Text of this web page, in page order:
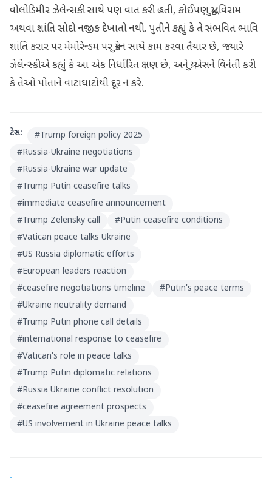
વોલોડિમીર ઝેલેન્સકી સાથે પણ વાત કરી હતી, કોઈપણ યુદ્ધવિરામ
અથવા શાંતિ સોદો નજીક દેખાતો નથી. પુતીને કહ્યું કે તે સંભવિત ભાવિ
શાંતિ કરાર પર મેમોરેન્ડમ પર યુક્રેન સાથે કામ કરવા તૈયાર છે, જ્યારે
ઝેલેન્સ્કીએ કહ્યું કે આ એક નિર્ધારિત ક્ષણ છે, અને યુ.એસને વિનંતી કરી
કે તેઓ પોતાને વાટાઘાટોથી દૂર ન કરે.
ટેગ્સ: #Trump foreign policy 2025
#Russia-Ukraine negotiations
#Russia-Ukraine war update
#Trump Putin ceasefire talks
#immediate ceasefire announcement
#Trump Zelensky call #Putin ceasefire conditions
#Vatican peace talks Ukraine
#US Russia diplomatic efforts
#European leaders reaction
#ceasefire negotiations timeline #Putin's peace terms
#Ukraine neutrality demand
#Trump Putin phone call details
#international response to ceasefire
#Vatican's role in peace talks
#Trump Putin diplomatic relations
#Russia Ukraine conflict resolution
#ceasefire agreement prospects
#US involvement in Ukraine peace talks